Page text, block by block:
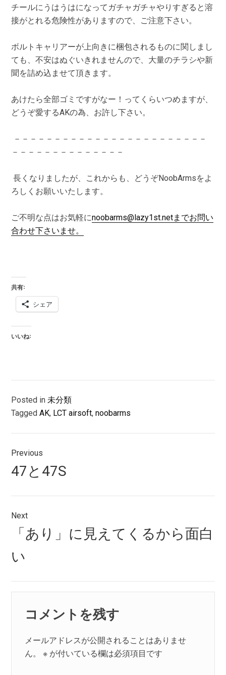
チールにうはうはになってガチャガチャやりすぎると溶
接がとれる危険性がありますので、ご注意下さい。
ボルトキャリアーが上向きに梱包されるものに関しまし
ても、不安はぬぐいきれませんので、大量のチラシや新
聞を詰め込ませて頂きます。
あけたら全部ゴミですがなー！ってくらいつめますが、
どうぞ愛するAKの為、お許し下さい。
－－－－－－－－－－－－－－－－－－－－－－－－
－－－－－－－－－－－－－－
長くなりましたが、これからも、どうぞNoobArmsをよ
ろしくお願いいたします。
ご不明な点はお気軽にnoobarms@lazy1st.netまでお問い
合わせ下さいませ。
共有:
シェア
いいね:
Posted in 未分類
TaggedAK, LCT airsoft,noobarms
投
稿
ナ
ビ
ゲ
ー
シ
ョ
ン
Previous
Previous
post:
47と47S
Next
Next
post:
「あり」に見えてくるから面白
い
コメントを残す
メールアドレスが公開されることはありませ
ん。
※ が付いている欄は必須項目です